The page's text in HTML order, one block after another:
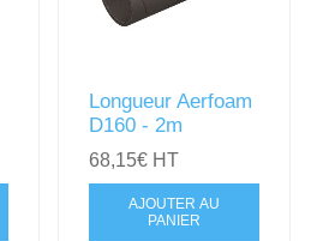
Longueur Aerfoam
D160 - 2m
68,15€ HT
AJOUTER AU
PANIER